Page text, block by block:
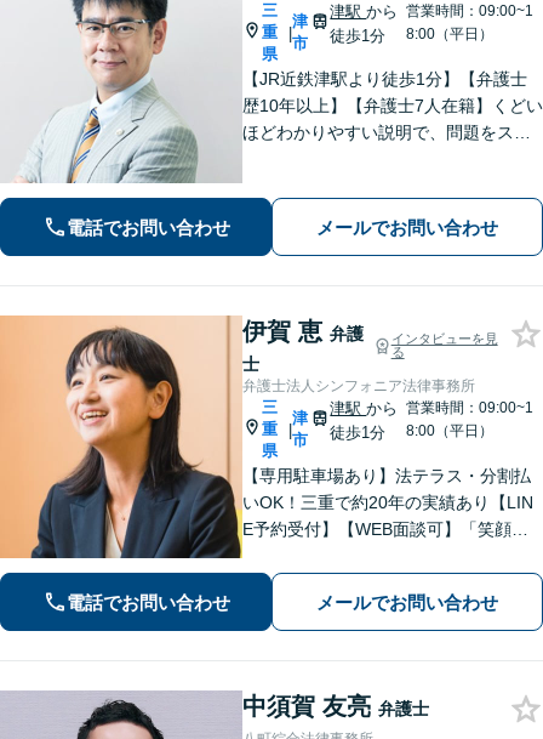
三
重
県
|
津
市
津駅から
徒歩1分
営業時間：09:00~1
8:00（平日）
【JR近鉄津駅より徒歩1分】【弁護士
歴10年以上】【弁護士7人在籍】くどい
ほどわかりやすい説明で、問題をスム
数【借金・債務整理】自己破産で、借
金を0にできる可能性があります。
電話でお問い合わせ メールでお問い合わせ
伊賀 恵 弁護
士
インタビューを見
る
弁護士法人シンフォニア法律事務所
三
重
県
|
津
市
津駅から
徒歩1分
営業時間：09:00~1
8:00（平日）
【専用駐車場あり】法テラス・分割払
いOK！三重で約20年の実績あり【LIN
E予約受付】【WEB面談可】「笑顔に
るスピード解決を目指します【離婚】
性別・年代問わず実績豊富【借金】家
計全体を見直すプランをご提案
電話でお問い合わせ メールでお問い合わせ
中須賀 友亮 弁護士